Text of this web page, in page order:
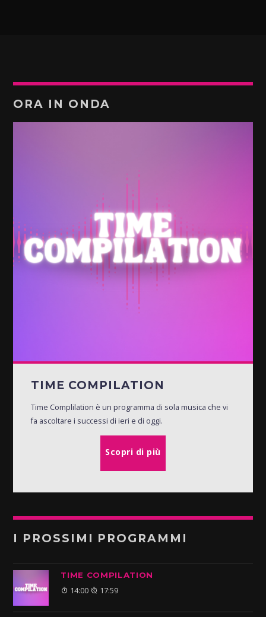
ORA IN ONDA
TIME COMPILATION
Time Complilation è un programma di sola musica che vi
fa ascoltare i successi di ieri e di oggi.
Scopri di più
I PROSSIMI PROGRAMMI
TIME COMPILATION
14:00 17:59